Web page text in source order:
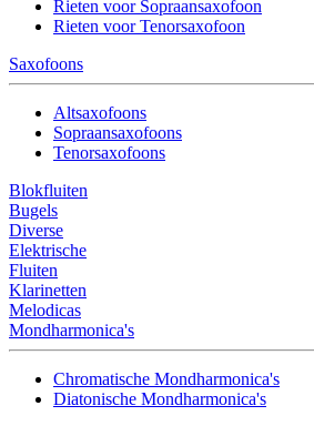
Rieten voor Sopraansaxofoon
Rieten voor Tenorsaxofoon
Saxofoons
Altsaxofoons
Sopraansaxofoons
Tenorsaxofoons
Blokfluiten
Bugels
Diverse
Elektrische
Fluiten
Klarinetten
Melodicas
Mondharmonica's
Chromatische Mondharmonica's
Diatonische Mondharmonica's